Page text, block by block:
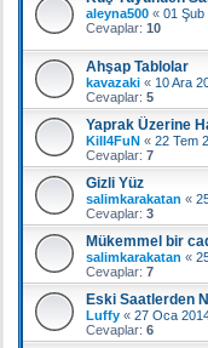
aleyna500 « 01 Şub
Cevaplar: 10
Ahşap Tablolar
kavazaki « 10 Ara
Cevaplar: 5
Yaprak Üzerine
KiII4FuN « 22 Tem
Cevaplar: 7
Gizli Yüz
salimkarakatan «
Cevaplar: 3
Mükemmel bir
salimkarakatan «
Cevaplar: 7
Eski Saatlerden
Luffy « 27 Oca
Cevaplar: 6